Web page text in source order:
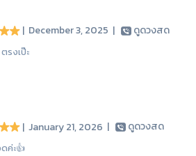
| December 3, 2025 | ดูดวงสด
รงเป๊ะ
| January 21, 2026 | ดูดวงสด
ค่ะ👍